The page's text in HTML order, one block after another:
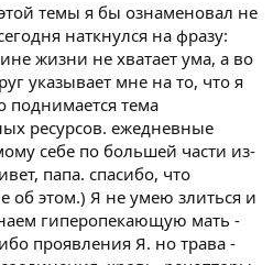
темы я бы ознаменовал не
наткнулся на фразу:
жизни не хватает ума, а во
указывает мне на то, что я
поднимается тема
ресурсов. ежедневные
себе по большей части из-
папа. спасибо, что
об этом.) Я не умею злиться и
гиперопекающую мать -
проявления Я. но трава -